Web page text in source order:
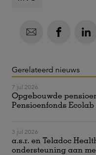
Gerelateerd nieuws
7 jul 2026
Opgebouwde
Pensioenfonds
3 jul 2026
a.s.r. en Teladoc
ondersteuning aan